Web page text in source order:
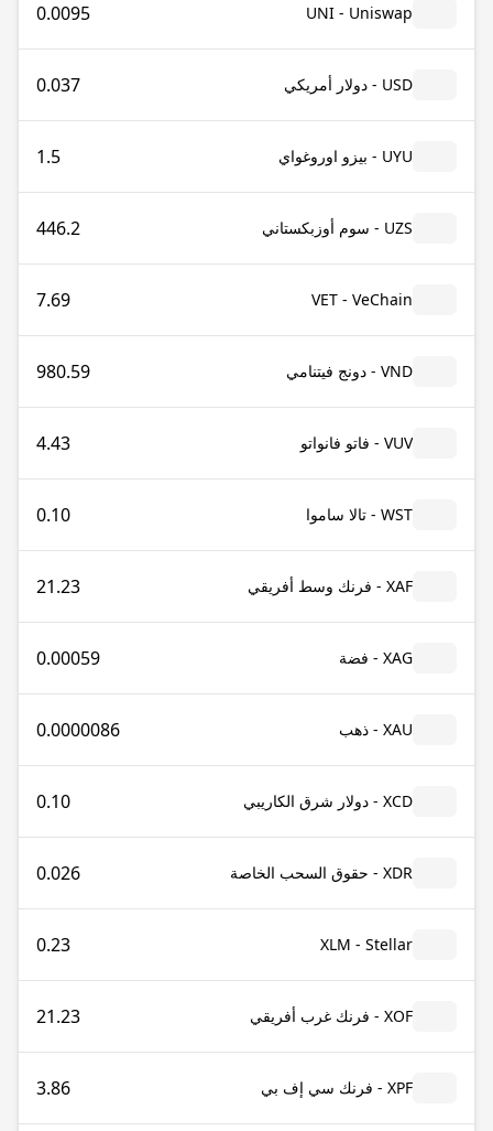
UNI - Uniswap
0.0095
USD - دولار أمريكي 0.037
UYU - بيزو اوروغواي 1.5
UZS - سوم أوزبكستاني 446.2
VET - VeChain
7.69
VND - دونج فيتنامي 980.59
VUV - فاتو فانواتو 4.43
WST - تالا ساموا 0.10
XAF - فرنك وسط أفريقي 21.23
XAG - فضة 0.00059
XAU - ذهب 0.0000086
XCD - دولار شرق الكاريبي 0.10
XDR - حقوق السحب الخاصة 0.026
XLM - Stellar
0.23
XOF - فرنك غرب أفريقي 21.23
XPF - فرنك سي إف بي 3.86